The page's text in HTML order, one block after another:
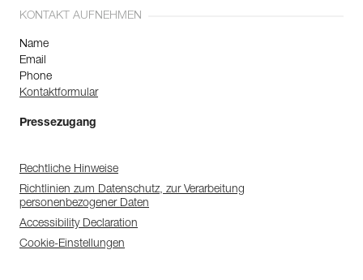
KONTAKT AUFNEHMEN
Name
Email
Phone
Kontaktformular
Pressezugang
Rechtliche Hinweise
Richtlinien zum Datenschutz, zur Verarbeitung
personenbezogener Daten
Accessibility Declaration
Cookie-Einstellungen